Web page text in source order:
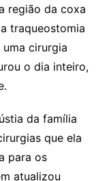
região da coxa
traqueostomia
cirurgia
o dia inteiro,
da família
que ela
para os
atualizou